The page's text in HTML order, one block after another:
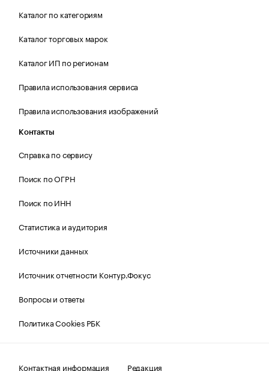
Каталог по категориям
Каталог торговых марок
Каталог ИП по регионам
Правила использования сервиса
Правила использования изображений
Контакты
Справка по сервису
Поиск по ОГРН
Поиск по ИНН
Статистика и аудитория
Источники данных
Источник отчетности Контур.Фокус
Вопросы и ответы
Политика Cookies РБК
Контактная информация Редакция